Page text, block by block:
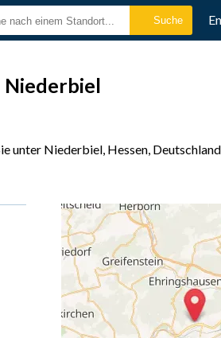
Niederbiel
unter Niederbiel, Hessen,